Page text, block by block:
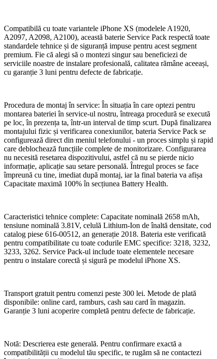
Compatibilă cu toate variantele iPhone XS (modelele A1920,
A2097, A2098, A2100), această baterie Service Pack respectă toate
standardele tehnice și de siguranță impuse pentru acest segment
premium. Fie că alegi să o montezi singur sau beneficiezi de
serviciile noastre de instalare profesională, calitatea rămâne aceeași,
cu garanție 3 luni pentru defecte de fabricație.
Procedura de montaj în service: În situația în care optezi pentru
montarea bateriei în service-ul nostru, întreaga procedură se execută
pe loc, în prezența ta, într-un interval de timp scurt. După finalizarea
montajului fizic și verificarea conexiunilor, bateria Service Pack se
configurează direct din meniul telefonului - un proces simplu și rapid
care deblochează funcțiile complete de monitorizare. Configurarea
nu necesită resetarea dispozitivului, astfel că nu se pierde nicio
informație, aplicație sau setare personală. Întregul proces se face
împreună cu tine, imediat după montaj, iar la final bateria va afișa
Capacitate maximă 100% în secțiunea Battery Health.
Caracteristici tehnice complete: Capacitate nominală 2658 mAh,
tensiune nominală 3.81V, celulă Lithium-Ion de înaltă densitate, cod
catalog piese 616-00512, an generație 2018. Bateria este verificată
pentru compatibilitate cu toate codurile EMC specifice: 3218, 3232,
3233, 3262. Service Pack-ul include toate elementele necesare
pentru o instalare corectă și sigură pe modelul iPhone XS.
Transport gratuit pentru comenzi peste 300 lei. Metode de plată
disponibile: online card, ramburs, cash sau card în magazin.
Garanție 3 luni acoperire completă pentru defecte de fabricație.
Notă: Descrierea este generală. Pentru confirmare exactă a
compatibilității cu modelul tău specific, te rugăm să ne contactezi